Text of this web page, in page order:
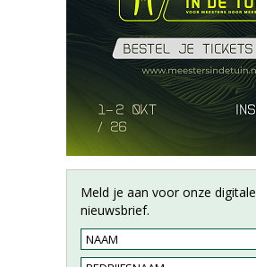
Meld je aan voor onze digitale
nieuwsbrief.